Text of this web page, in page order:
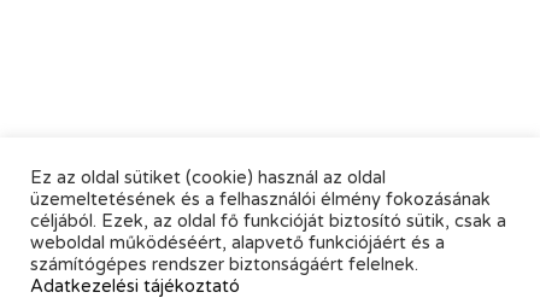
Ez az oldal sütiket (cookie) használ az oldal
üzemeltetésének és a felhasználói élmény fokozásának
céljából. Ezek, az oldal fő funkcióját biztosító sütik, csak a
weboldal működéséért, alapvető funkciójáért és a
számítógépes rendszer biztonságáért felelnek.
Adatkezelési tájékoztató